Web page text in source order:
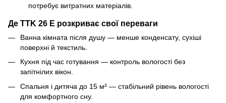
потребує витратних матеріалів.
Де TTK 26 E розкриває свої переваги
Ванна кімната після душу — менше конденсату, сухіші
поверхні й текстиль.
Кухня під час готування — контроль вологості без
запітнілих вікон.
Спальня і дитяча до 15 м² — стабільний рівень вологості
для комфортного сну.